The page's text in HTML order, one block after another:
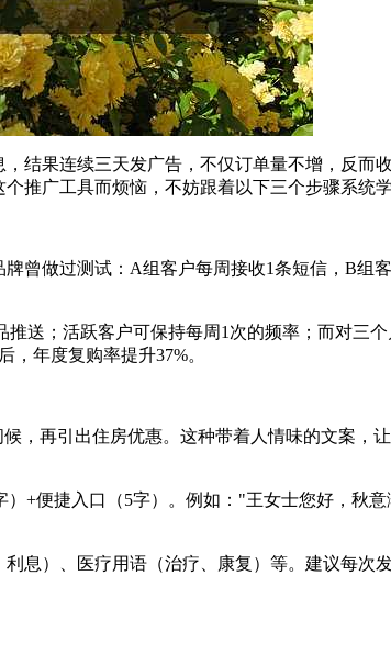
结果连续三天发广告，不仅订单量不增，反而
推广工具而烦恼，不妨跟着以下三个步骤系统学
曾做过测试：A组客户每周接收1条短信，B组
送；活跃客户可保持每周1次的频率；而对三
年度复购率提升37%。
再引出住房优惠。这种带着人情味的文案，
+便捷入口（5字）。例如："王女士您好，秋
息）、医疗用语（治疗、康复）等。建议每次